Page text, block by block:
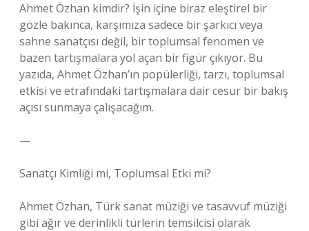
Ahmet Özhan kimdir? İşin içine biraz eleştirel bir
gözle bakınca, karşımıza sadece bir şarkıcı veya
sahne sanatçısı değil, bir toplumsal fenomen ve
bazen tartışmalara yol açan bir figür çıkıyor. Bu
yazıda, Ahmet Özhan’ın popülerliği, tarzı, toplumsal
etkisi ve etrafındaki tartışmalara dair cesur bir bakış
açısı sunmaya çalışacağım.
—
Sanatçı Kimliği mi, Toplumsal Etki mi?
Ahmet Özhan, Türk sanat müziği ve tasavvuf müziği
gibi ağır ve derinlikli türlerin temsilcisi olarak